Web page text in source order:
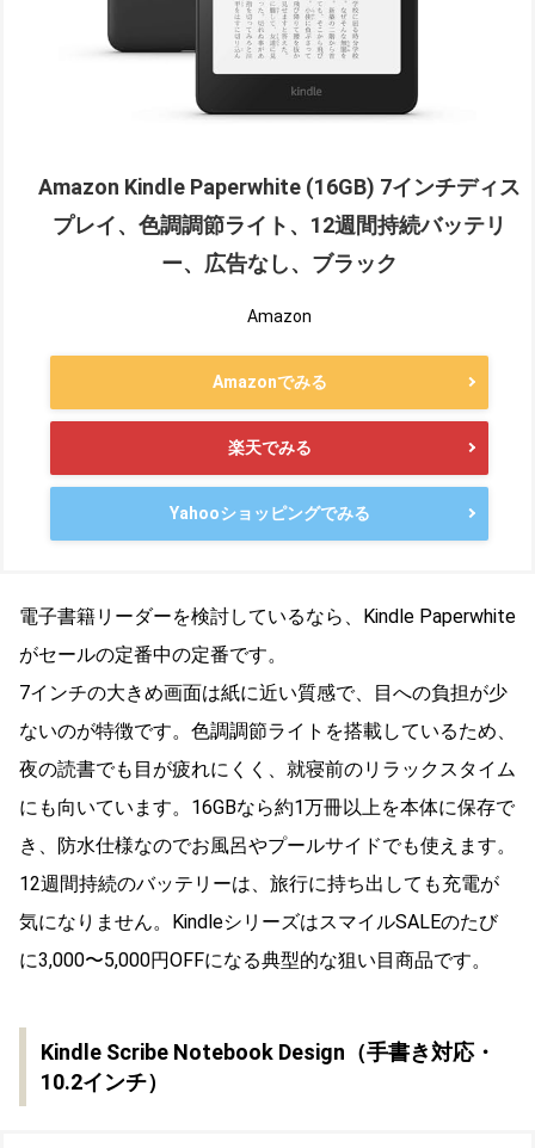
Amazon Kindle Paperwhite (16GB) 7インチディス
プレイ、色調調節ライト、12週間持続バッテリ
ー、広告なし、ブラック
Amazon
Amazonでみる
楽天でみる
Yahooショッピングでみる
電子書籍リーダーを検討しているなら、Kindle Paperwhite
がセールの定番中の定番です。
7インチの大きめ画面は紙に近い質感で、目への負担が少
ないのが特徴です。色調調節ライトを搭載しているため、
夜の読書でも目が疲れにくく、就寝前のリラックスタイム
にも向いています。16GBなら約1万冊以上を本体に保存で
き、防水仕様なのでお風呂やプールサイドでも使えます。
12週間持続のバッテリーは、旅行に持ち出しても充電が
気になりません。KindleシリーズはスマイルSALEのたび
に3,000〜5,000円OFFになる典型的な狙い目商品です。
Kindle Scribe Notebook Design（手書き対応・
10.2インチ）